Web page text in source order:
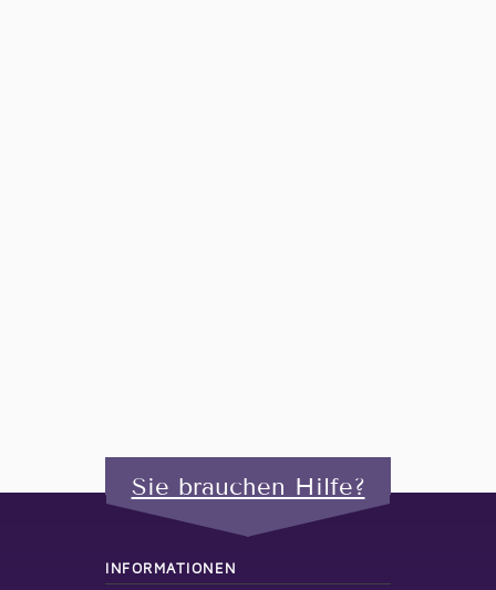
Sie brauchen Hilfe?
INFORMATIONEN